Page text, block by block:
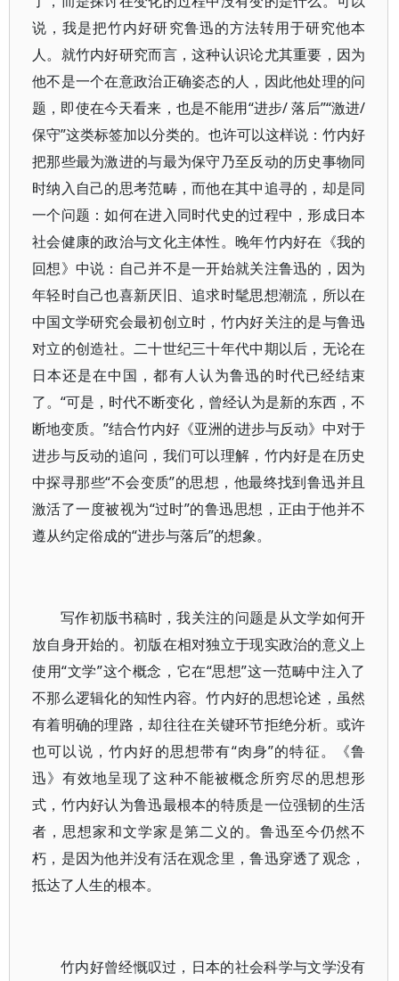
说，我是把竹内好研究鲁迅的方法转用于研究他本
人。就竹内好研究而言，这种认识论尤其重要，因为
他不是一个在意政治正确姿态的人，因此他处理的问
题，即使在今天看来，也是不能用“进步/ 落后”“激进/
保守”这类标签加以分类的。也许可以这样说：竹内好
把那些最为激进的与最为保守乃至反动的历史事物同
时纳入自己的思考范畴，而他在其中追寻的，却是同
一个问题：如何在进入同时代史的过程中，形成日本
社会健康的政治与文化主体性。晚年竹内好在《我的
回想》中说：自己并不是一开始就关注鲁迅的，因为
年轻时自己也喜新厌旧、追求时髦思想潮流，所以在
中国文学研究会最初创立时，竹内好关注的是与鲁迅
对立的创造社。二十世纪三十年代中期以后，无论在
日本还是在中国，都有人认为鲁迅的时代已经结束
了。“可是，时代不断变化，曾经认为是新的东西，不
断地变质。”结合竹内好《亚洲的进步与反动》中对于
进步与反动的追问，我们可以理解，竹内好是在历史
中探寻那些“不会变质”的思想，他最终找到鲁迅并且
激活了一度被视为“过时”的鲁迅思想，正由于他并不
遵从约定俗成的“进步与落后”的想象。
写作初版书稿时，我关注的问题是从文学如何开
放自身开始的。初版在相对独立于现实政治的意义上
使用“文学”这个概念，它在“思想”这一范畴中注入了
不那么逻辑化的知性内容。竹内好的思想论述，虽然
有着明确的理路，却往往在关键环节拒绝分析。或许
也可以说，竹内好的思想带有“肉身”的特征。《鲁
迅》有效地呈现了这种不能被概念所穷尽的思想形
式，竹内好认为鲁迅最根本的特质是一位强韧的生活
者，思想家和文学家是第二义的。鲁迅至今仍然不
朽，是因为他并没有活在观念里，鲁迅穿透了观念，
抵达了人生的根本。
竹内好曾经慨叹过，日本的社会科学与文学没有